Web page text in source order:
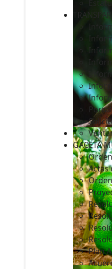
GACETA
Actas
Plan